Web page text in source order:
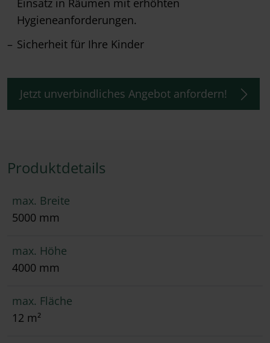
Einsatz in Räumen mit erhöhten
Hygieneanforderungen.
Sicherheit für Ihre Kinder
Jetzt unverbindliches Angebot anfordern!
Produktdetails
max. Breite
5000 mm
max. Höhe
4000 mm
max. Fläche
12 m²